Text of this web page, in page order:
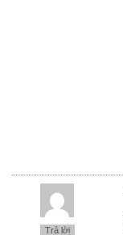
Trả lời